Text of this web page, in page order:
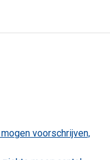
voorschrijven,